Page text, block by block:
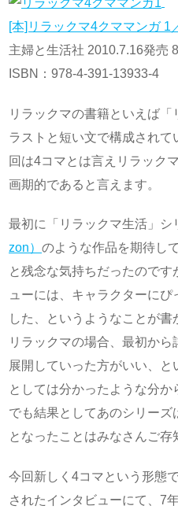
[本]リラックマ4クママンガ 1
主婦と生活社 2010.7.16発売
ISBN：978-4-391-13933-4
リラックマの書籍といえば
ラストと短い文で構成され
回は4コマとは言えリラック
画期的であると言えます。
最初に「リラックマ生活」
zon） のような作品を期待し
と残念な気持ちだったので
ューには、キャラクターに
した、というようなことが書
リラックマの場合、最初か
展開していった方がいい、
としては分かったような分か
でも結果としてあのシリー
となったことはみなさんご存
今回新しく4コマという形態
されたインタビューにて、7